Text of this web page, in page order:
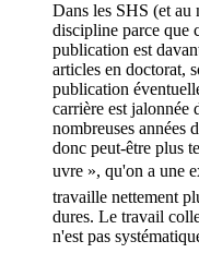
Dans les SHS (et au
discipline parce que
publication est
articles en doctorat,
publication
carrière est jalonnée
nombreuses années
donc peut-être plus
uvre », qu'on a une
travaille nettement
dures. Le travail
n'est pas